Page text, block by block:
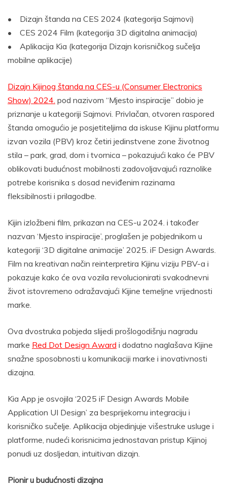
• Dizajn štanda na CES 2024 (kategorija Sajmovi)
• CES 2024 Film (kategorija 3D digitalna animacija)
• Aplikacija Kia (kategorija Dizajn korisničkog sučelja
mobilne aplikacije)
Dizajn Kijinog štanda na CES-u (Consumer Electronics
Show) 2024. pod nazivom “Mjesto inspiracije” dobio je
priznanje u kategoriji Sajmovi. Privlačan, otvoren raspored
štanda omogućio je posjetiteljima da iskuse Kijinu platformu
izvan vozila (PBV) kroz četiri jedinstvene zone životnog
stila – park, grad, dom i tvornica – pokazujući kako će PBV
oblikovati budućnost mobilnosti zadovoljavajući raznolike
potrebe korisnika s dosad neviđenim razinama
fleksibilnosti i prilagodbe.
Kijin izložbeni film, prikazan na CES-u 2024. i također
nazvan ‘Mjesto inspiracije’, proglašen je pobjednikom u
kategoriji ‘3D digitalne animacije’ 2025. iF Design Awards.
Film na kreativan način reinterpretira Kijinu viziju PBV-a i
pokazuje kako će ova vozila revolucionirati svakodnevni
život istovremeno odražavajući Kijine temeljne vrijednosti
marke.
Ova dvostruka pobjeda slijedi prošlogodišnju nagradu
marke Red Dot Design Award i dodatno naglašava Kijine
snažne sposobnosti u komunikaciji marke i inovativnosti
dizajna.
Kia App je osvojila ‘2025 iF Design Awards Mobile
Application UI Design’ za besprijekornu integraciju i
korisničko sučelje. Aplikacija objedinjuje višestruke usluge i
platforme, nudeći korisnicima jednostavan pristup Kijinoj
ponudi uz dosljedan, intuitivan dizajn.
Pionir u budućnosti dizajna